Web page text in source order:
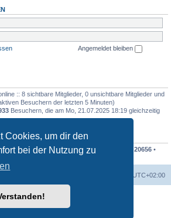
Cookies, um dir den
bei der Nutzung zu
Angemeldet bleiben
:: 8 sichtbare Mitglieder, 0 unsichtbare Mitglieder und
Besuchern der letzten 5 Minuten)
Besuchern, die am Mo, 21.07.2025 18:19 gleichzeitig
insgesamt48676• Mitglieder insgesamt 20656 •
UTC+02:00
phpBB® Forum Software © phpBB Limited
phpBB.de